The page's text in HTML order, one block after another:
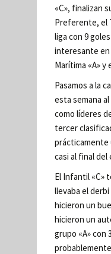
«C», finalizan
Preferente, el
liga con 9
interesante en
Marítima «A»
Pasamos a la
esta semana
como líderes
tercer
prácticamente
casi al final
El Infantil «C»
llevaba el
hicieron un
hicieron un
grupo «A» con